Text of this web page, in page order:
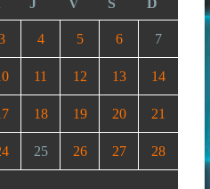
J V S D
4 5 6 7
11 12 13 14
18 19 20 21
25 26 27 28